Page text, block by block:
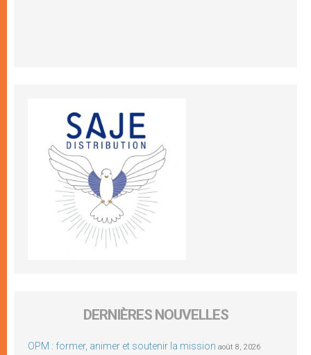
DERNIÈRES NOUVELLES
OPM : former, animer et soutenir la mission août 8, 2026